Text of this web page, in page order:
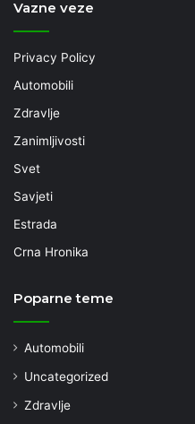
Vazne veze
Privacy Policy
Automobili
Zdravlje
Zanimljivosti
Svet
Savjeti
Estrada
Crna Hronika
Poparne teme
Automobili
Uncategorized
Zdravlje